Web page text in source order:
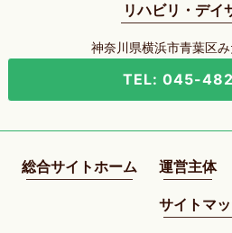
リハビリ・デイ
神奈川県横浜市青葉区
TEL: 045-
総合サイトホーム 運営主体
サイトマ